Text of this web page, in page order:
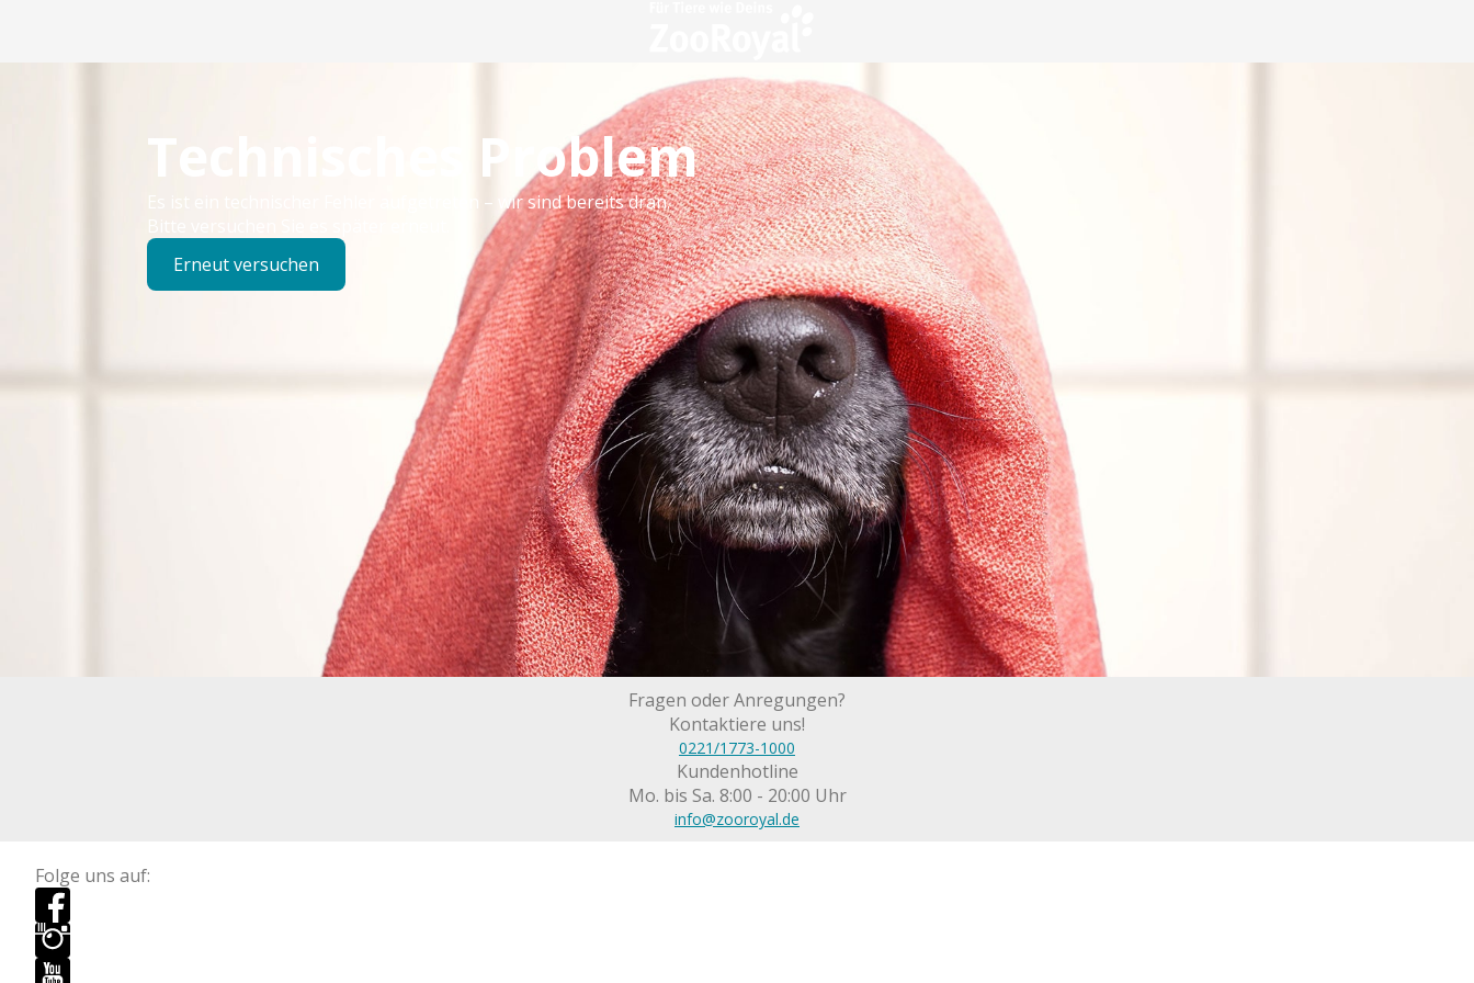
Technisches Problem
Es ist ein technischer Fehler aufgetreten – wir sind bereits dran.
Bitte versuchen Sie es später erneut.
Erneut versuchen
Fragen oder Anregungen?
Kontaktiere uns!
0221/1773-1000
Kundenhotline
Mo. bis Sa. 8:00 - 20:00 Uhr
info@zooroyal.de
Folge uns auf: